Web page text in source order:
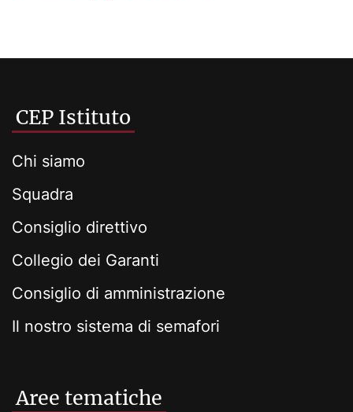
CEP Istituto
Chi siamo
Squadra
Consiglio direttivo
Collegio dei Garanti
Consiglio di amministrazione
Il nostro sistema di semafori
Aree tematiche